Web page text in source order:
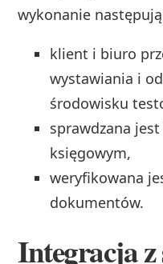
wykonanie
klient i biuro
wystawiania i
środowisku
sprawdzana
księgowym,
weryfikowana
dokumentów.
Integracja